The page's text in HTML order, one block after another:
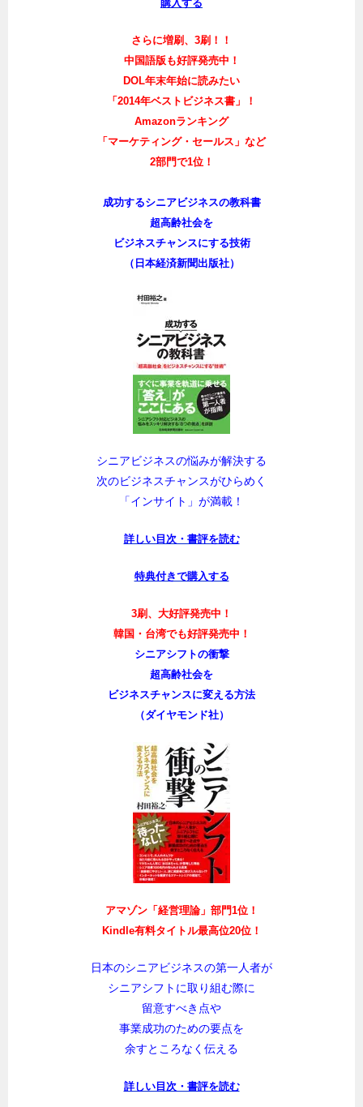
購入する
さらに増刷、3刷！！
中国語版も好評発売中！
DOL年末年始に読みたい
「2014年ベストビジネス書」！
Amazonランキング
「マーケティング・セールス」など
2部門で1位！
成功するシニアビジネスの教科書
超高齢社会を
ビジネスチャンスにする技術
（日本経済新聞出版社）
シニアビジネスの悩みが解決する
次のビジネスチャンスがひらめく
「インサイト」が満載！
詳しい目次・書評を読む
特典付きで購入する
3刷、大好評発売中！
韓国・台湾でも好評発売中！
シニアシフトの衝撃
超高齢社会を
ビジネスチャンスに変える方法
（ダイヤモンド社）
アマゾン「経営理論」部門1位！
Kindle有料タイトル最高位20位！
日本のシニアビジネスの第一人者が
シニアシフトに取り組む際に
留意すべき点や
事業成功のための要点を
余すところなく伝える
詳しい目次・書評を読む